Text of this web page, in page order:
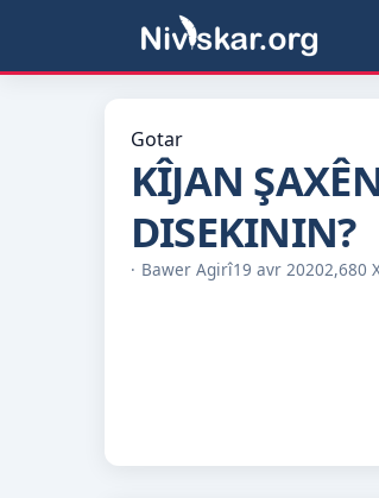
Gotar
KÎJAN
DISEKININ?
Bawer Agirî19 avr 20202,680